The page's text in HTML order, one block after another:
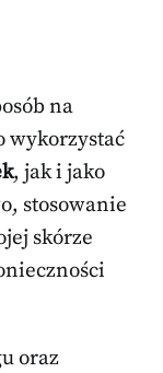
na
wykorzystać
, jak i jako
stosowanie
skórze
oraz